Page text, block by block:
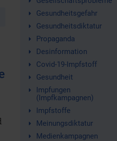
Gesundheitsgefahr
Gesundheitsdiktatur
Propaganda
Desinformation
Covid-19-Impfstoff
Gesundheit
Impfungen
(Impfkampagnen)
Impfstoffe
Meinungsdiktatur
Medienkampagnen